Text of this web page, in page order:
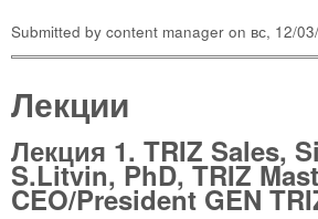
Submitted by content manager on вс, 12/
Лекции
Лекция 1. TRIZ Sales,
S.Litvin, PhD, TRIZ
CEO/President GEN